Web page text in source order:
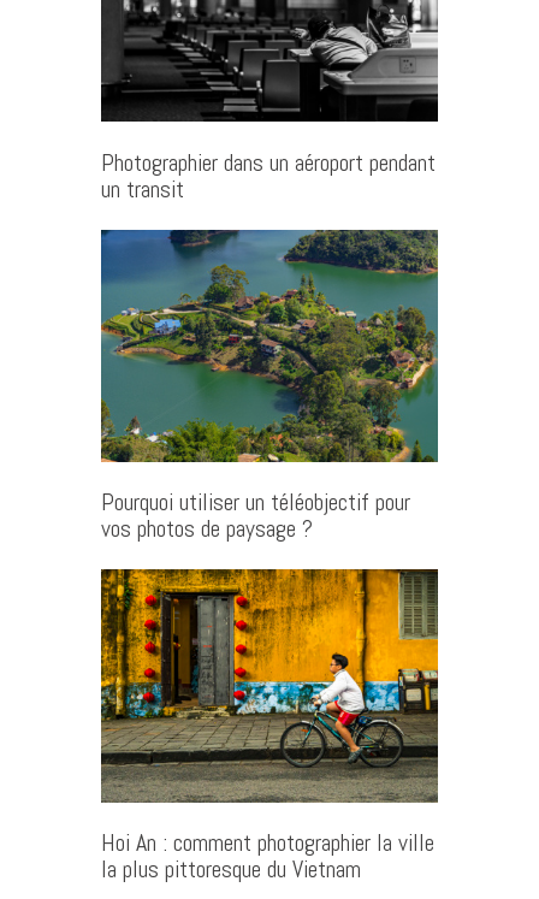
Photographier dans un aéroport pendant
un transit
Pourquoi utiliser un téléobjectif pour
vos photos de paysage ?
Hoi An : comment photographier la ville
la plus pittoresque du Vietnam